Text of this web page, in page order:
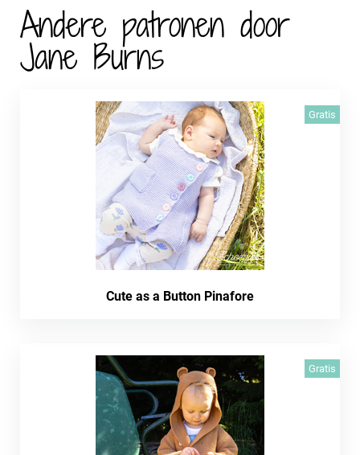
Andere patronen door
Jane Burns
Gratis
Cute as a Button Pinafore
Gratis